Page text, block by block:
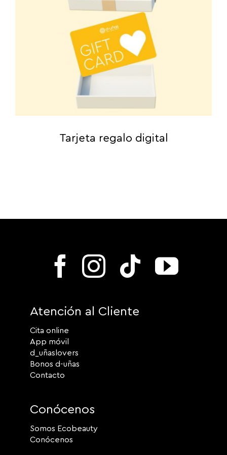
Tarjeta regalo digital
Atención al Cliente
Cita online
App móvil
d_uñaslovers
Bonos d-uñas
Contacto
Conócenos
Somos Ecobeauty
Conócenos